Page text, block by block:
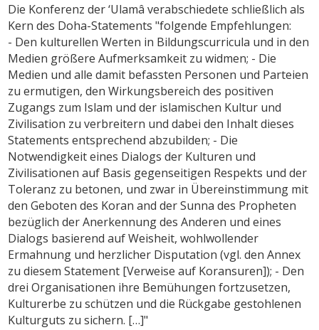
Die Konferenz der ‘Ulamâ verabschiedete schließlich als
Kern des Doha-Statements "folgende Empfehlungen:
- Den kulturellen Werten in Bildungscurricula und in den
Medien größere Aufmerksamkeit zu widmen; - Die
Medien und alle damit befassten Personen und Parteien
zu ermutigen, den Wirkungsbereich des positiven
Zugangs zum Islam und der islamischen Kultur und
Zivilisation zu verbreitern und dabei den Inhalt dieses
Statements entsprechend abzubilden; - Die
Notwendigkeit eines Dialogs der Kulturen und
Zivilisationen auf Basis gegenseitigen Respekts und der
Toleranz zu betonen, und zwar in Übereinstimmung mit
den Geboten des Koran and der Sunna des Propheten
bezüglich der Anerkennung des Anderen und eines
Dialogs basierend auf Weisheit, wohlwollender
Ermahnung und herzlicher Disputation (vgl. den Annex
zu diesem Statement [Verweise auf Koransuren]); - Den
drei Organisationen ihre Bemühungen fortzusetzen,
Kulturerbe zu schützen und die Rückgabe gestohlenen
Kulturguts zu sichern. […]"